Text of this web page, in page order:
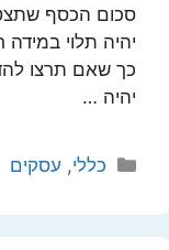
סכום הכסף
יהיה תלוי
כך שאם תרצו
יהיה …
קטגוריות
כללי, עסקים